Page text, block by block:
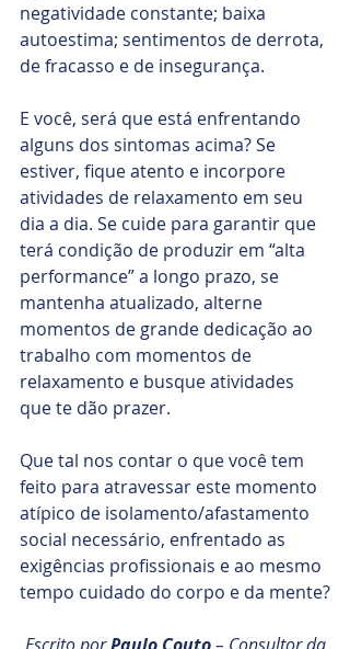
negatividade constante; baixa
autoestima; sentimentos de derrota,
de fracasso e de insegurança.
E você, será que está enfrentando
alguns dos sintomas acima? Se
estiver, fique atento e incorpore
atividades de relaxamento em seu
dia a dia. Se cuide para garantir que
terá condição de produzir em “alta
performance” a longo prazo, se
mantenha atualizado, alterne
momentos de grande dedicação ao
trabalho com momentos de
relaxamento e busque atividades
que te dão prazer.
Que tal nos contar o que você tem
feito para atravessar este momento
atípico de isolamento/afastamento
social necessário, enfrentado as
exigências profissionais e ao mesmo
tempo cuidado do corpo e da mente?